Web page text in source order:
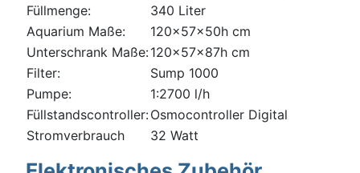
Füllmenge:
340 Liter
Aquarium Maße:
120x57x50h cm
Unterschrank Maße:120x57x87h cm
Filter:
Sump 1000
Pumpe:
1:2700 l/h
Füllstandscontroller:Osmocontroller Digital
Stromverbrauch
32 Watt